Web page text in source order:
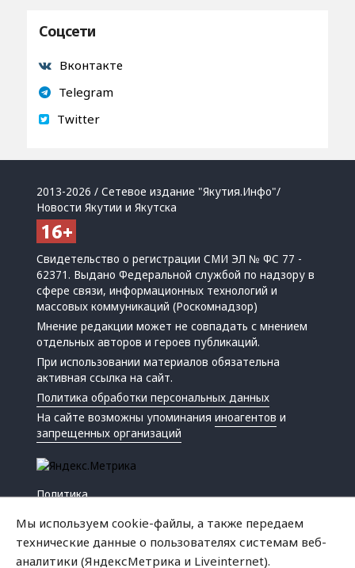
Соцсети
Вконтакте
Telegram
Twitter
2013-2026 / Сетевое издание "Якутия.Инфо"/
Новости Якутии и Якутска
Свидетельство о регистрации СМИ ЭЛ № ФС 77 -
62371. Выдано Федеральной службой по надзору в
сфере связи, информационных технологий и
массовых коммуникаций (Роскомнадзор)
Мнение редакции может не совпадать с мнением
отдельных авторов и героев публикаций.
При использовании материалов обязательна
активная ссылка на сайт.
Политика обработки персональных данных
На сайте возможны упоминанияиноагентов и
запрещенных организаций
Политика
Мы используем cookie-файлы, а также передаем
технические данные о пользователях системам веб-
аналитики (ЯндексМетрика и Liveinternet).